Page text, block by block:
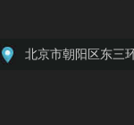
4
北京市朝阳区北京
上海市徐汇区虹桥
广州市天河区林和
深圳市福田区大中
北京市朝阳区东三